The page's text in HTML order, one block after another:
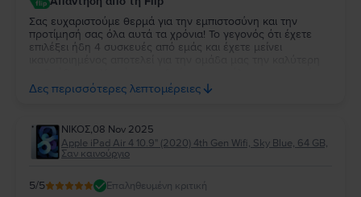
Σας ευχαριστούμε θερμά για την εμπιστοσύνη και την
προτίμησή σας όλα αυτά τα χρόνια! Το γεγονός ότι έχετε
επιλέξει ήδη 4 συσκευές από εμάς και έχετε μείνει
ανταποκρίθηκαν στις προσδοκίες σας. Σας ευχαριστούμε για
τη στήριξή σας και θα χαρούμε να σας εξυπηρετήσουμε
Δες περισσότερες λεπτομέρειες
ΝΙΚΟΣ,08 Nov 2025
Apple iPad Air 4 10.9" (2020) 4th Gen Wifi, Sky Blue, 64 GB,
Σαν καινούργιο
5/5 Επαληθευμένη κριτική